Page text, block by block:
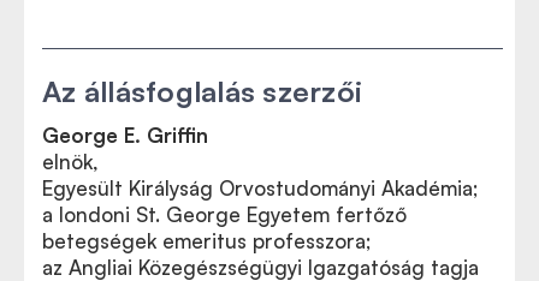
Az állásfoglalás szerzői
George E. Griffin
elnök,
Egyesült Királyság Orvostudományi Akadémia;
a londoni St. George Egyetem fertőző
betegségek emeritus professzora;
az Angliai Közegészségügyi Igazgatóság tagja